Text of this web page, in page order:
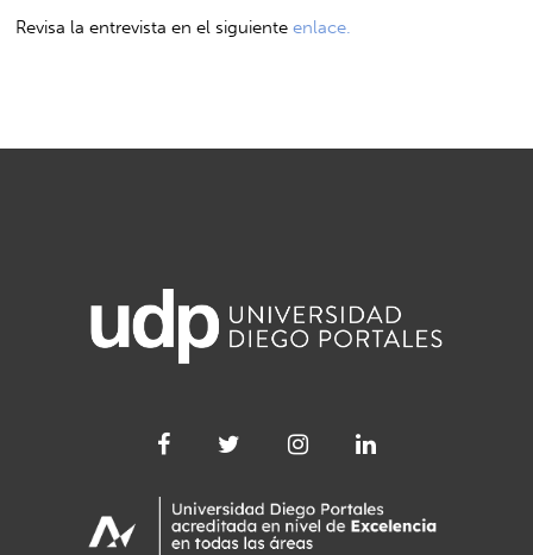
Revisa la entrevista en el siguienteenlace.